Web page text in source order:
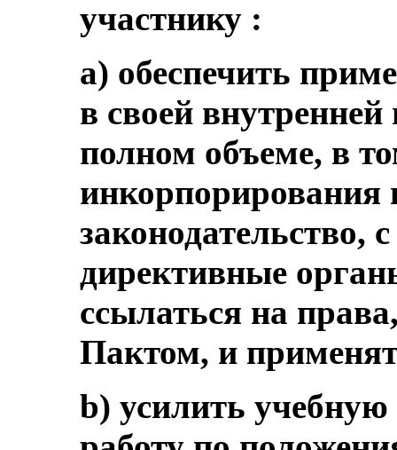
участнику :
a) обеспечить
в своей
полном объеме, в
инкорпорирования
законодательство,
директивные
ссылаться на
Пактом, и
b) усилить